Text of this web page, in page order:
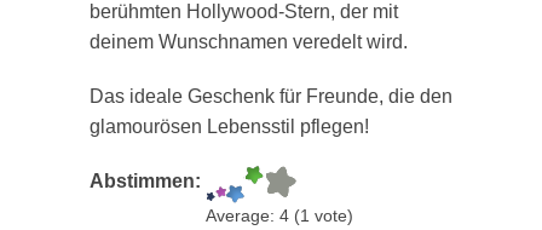
berühmten Hollywood-Stern, der mit
deinem Wunschnamen veredelt wird.
Das ideale Geschenk für Freunde, die den
glamourösen Lebensstil pflegen!
Abstimmen:
Average: 4 (1 vote)